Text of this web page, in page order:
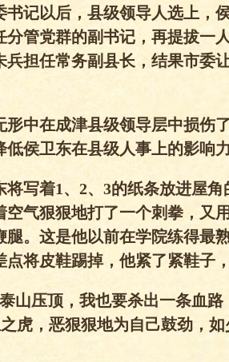
书记以后，县级领导人选上，
分管党群的副书记，再提拔一
兵担任常务副县长，结果市委
形中在成津县级领导层中损伤
低侯卫东在县级人事上的影响
将写着1、2、3的纸条放进屋
空气狠狠地打了一个刺拳，又
腿。这是他以前在学院练得最
将皮鞋踢掉，他紧了紧鞋子
山压顶，我也要杀出一条血
虎，恶狠狠地为自己鼓劲，